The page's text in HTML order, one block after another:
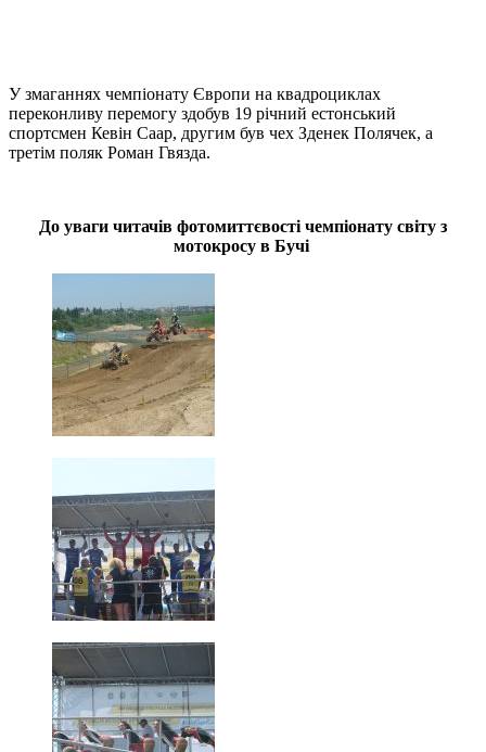
У змаганнях чемпіонату Європи на квадроциклах
переконливу перемогу здобув 19 річний естонський
спортсмен Кевін Саар, другим був чех Зденек Полячек, а
третім поляк Роман Гвязда.
До уваги читачів фотомиттєвості чемпіонату світу з
мотокросу в Бучі